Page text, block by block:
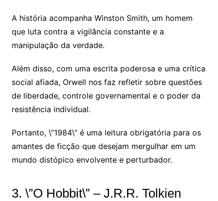
A história acompanha Winston Smith, um homem
que luta contra a vigilância constante e a
manipulação da verdade.
Além disso, com uma escrita poderosa e uma crítica
social afiada, Orwell nos faz refletir sobre questões
de liberdade, controle governamental e o poder da
resistência individual.
Portanto, \”1984\” é uma leitura obrigatória para os
amantes de ficção que desejam mergulhar em um
mundo distópico envolvente e perturbador.
3. \”O Hobbit\” – J.R.R. Tolkien